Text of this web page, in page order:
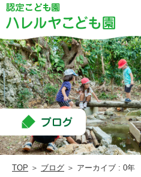
ト
リ
ー
ト
ピ
ア
ノ
|
TOP ＞ ブログ ＞ アーカイブ : 0年